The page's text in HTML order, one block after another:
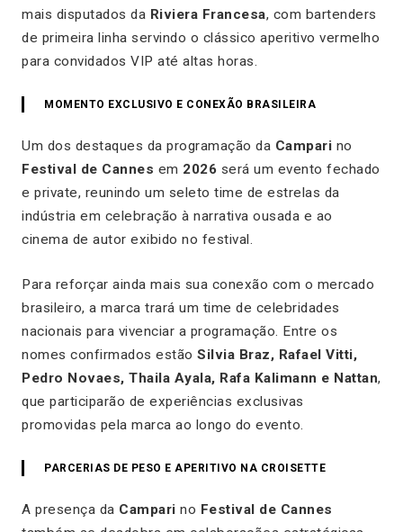
mais disputados da Riviera Francesa, com bartenders
de primeira linha servindo o clássico aperitivo vermelho
para convidados VIP até altas horas.
MOMENTO EXCLUSIVO E CONEXÃO BRASILEIRA
Um dos destaques da programação da Campari no
Festival de Cannes em 2026 será um evento fechado
e private, reunindo um seleto time de estrelas da
indústria em celebração à narrativa ousada e ao
cinema de autor exibido no festival.
Para reforçar ainda mais sua conexão com o mercado
brasileiro, a marca trará um time de celebridades
nacionais para vivenciar a programação. Entre os
nomes confirmados estão Silvia Braz, Rafael Vitti,
Pedro Novaes, Thaila Ayala, Rafa Kalimann e Nattan,
que participarão de experiências exclusivas
promovidas pela marca ao longo do evento.
PARCERIAS DE PESO E APERITIVO NA CROISETTE
A presença da Campari no Festival de Cannes